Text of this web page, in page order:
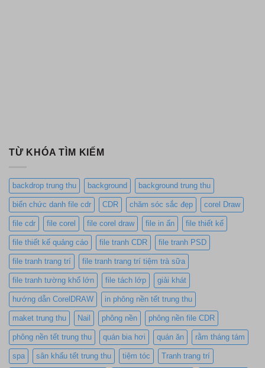
TỪ KHÓA TÌM KIẾM
backdrop trung thu background background trung thu
biển chức danh file cdr CDR chăm sóc sắc đẹp corel Draw
file cdr file corel file corel draw file in ấn file thiết kế
file thiết kế quảng cáo file tranh CDR file tranh PSD
file tranh trang trí file tranh trang trí tiệm trà sữa
file tranh tường khổ lớn file tách lớp giải khát
hướng dẫn CorelDRAW in phông nền tết trung thu
maket trung thu Nail phông nền phông nền file CDR
phông nền tết trung thu quán bia hơi quán ăn rằm tháng tám
spa sân khấu tết trung thu tiệm tóc Tranh trang trí